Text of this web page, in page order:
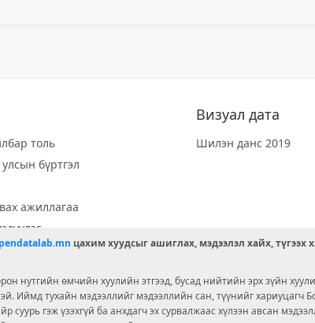
толь
бүртгэл
ажиллагаа
сан
зөвшөөрөл
Визуал дата
Шилэн данс 2019
цахим хуудсыг ашиглах, мэдээлэл хайх, түгээх
нутгийн өмчийн хуулийн этгээд, бусад нийтийн эрх зүйн
Иймд тухайн мэдээллийг мэдээллийн сан, түүнийг
суурь гэж үзэхгүй ба анхдагч эх сурвалжаас хүлээн авсан